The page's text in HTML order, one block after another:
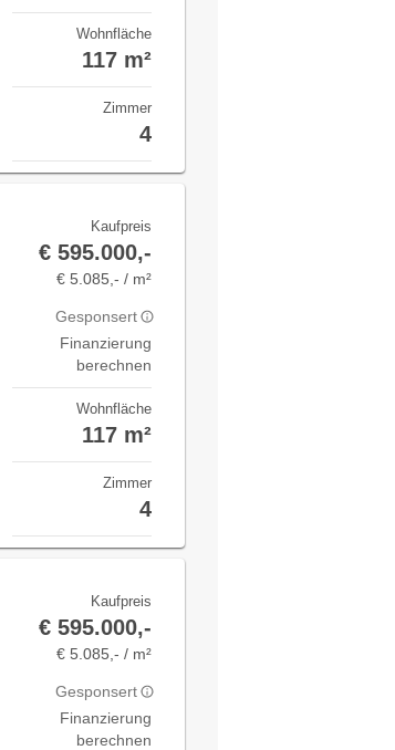
Wohnfläche
117 m²
Zimmer
4
Kaufpreis
€ 595.000,-
€ 5.085,- / m²
Gesponsert
Finanzierung
berechnen
Wohnfläche
117 m²
Zimmer
4
Kaufpreis
€ 595.000,-
€ 5.085,- / m²
Gesponsert
Finanzierung
berechnen